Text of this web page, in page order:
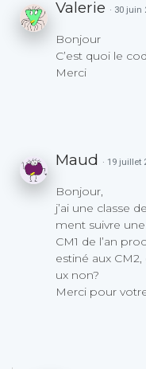
Valerie · 30 juin
Bonjour
C’est quoi le
Merci
Maud · 19 juillet
Bonjour,
j’ai une classe
ment suivre
CM1 de l’an
estiné aux
ux non?
Merci pour